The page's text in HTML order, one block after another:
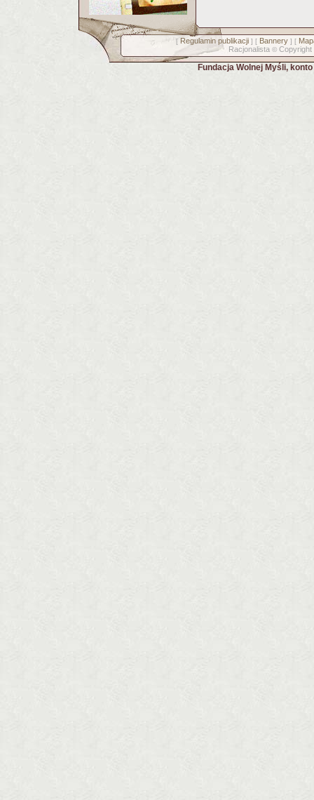
[ Regulamin publikacji] [ Bannery] [
Racjonalista © Copyright
Fundacja Wolnej Myśli,